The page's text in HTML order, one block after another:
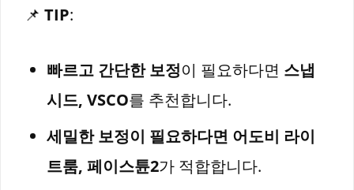
📌 TIP:
빠르고 간단한 보정이 필요하다면 스냅
시드, VSCO를 추천합니다.
세밀한 보정이 필요하다면 어도비 라이
트룸, 페이스튠2가 적합합니다.